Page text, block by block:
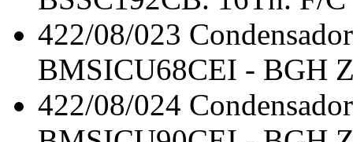
422/08/023
BMSICU68CEI - BGH
422/08/024